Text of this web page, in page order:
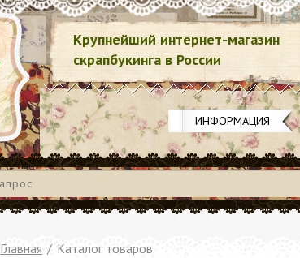
Крупнейший интернет-магазин
скрапбукинга в России
ИНФОРМАЦИЯ
Главная / Каталог товаров